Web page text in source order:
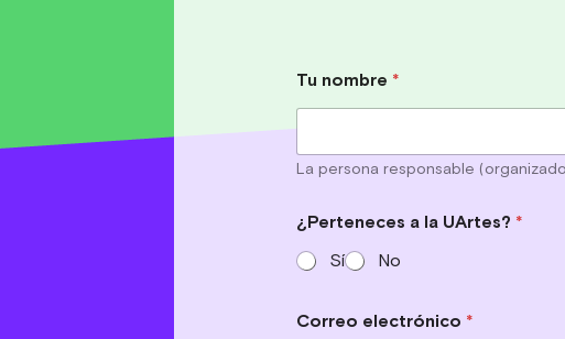
Tu nombre *
La persona responsable
¿Perteneces a la UArtes? *
Sí No
Correo electrónico *